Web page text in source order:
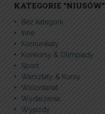
KATEGORIE “NIUSÓW”
Bez kategorii
Inne
Komunikaty
Konkursy & Olimpiady
Sport
Warsztaty & Kursy
Wolontariat
Wydarzenia
Wyjazdy